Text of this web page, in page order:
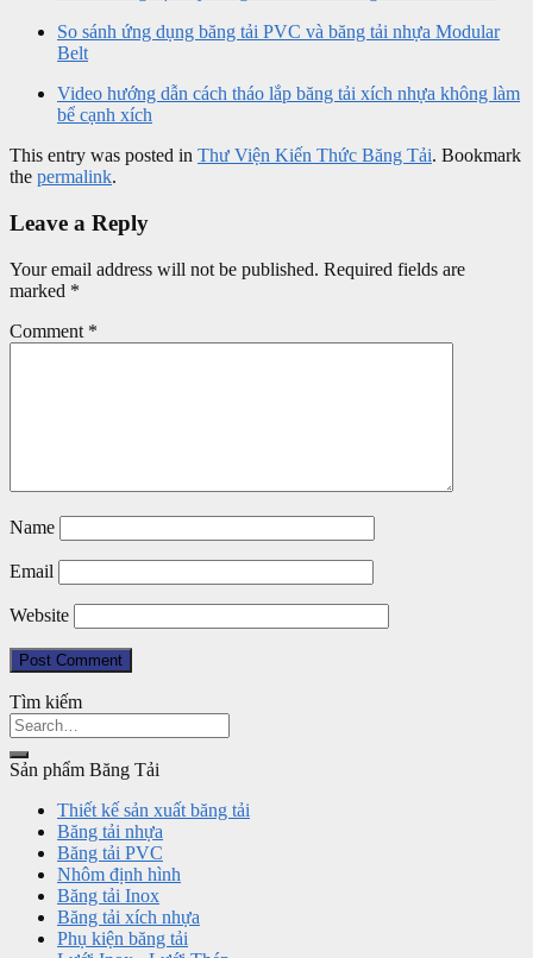
So sánh ứng dụng băng tải PVC và băng tải nhựa Modular
Belt
Video hướng dẫn cách tháo lắp băng tải xích nhựa không làm
bể cạnh xích
This entry was posted in Thư Viện Kiến Thức Băng Tải. Bookmark
the permalink.
Leave a Reply
Your email address will not be published. Required fields are
marked *
Comment *
Name
Email
Website
Tìm kiếm
Sản phẩm Băng Tải
Thiết kế sản xuất băng tải
Băng tải nhựa
Băng tải PVC
Nhôm định hình
Băng tải Inox
Băng tải xích nhựa
Phụ kiện băng tải